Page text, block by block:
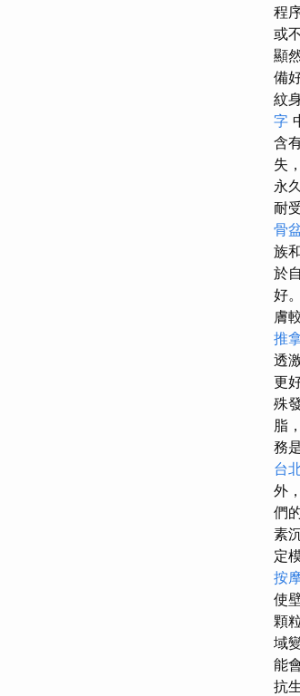
程
或
顯
備
紋
字
含
失
永
耐
骨
族
於
好
膚
推
透
更
殊
脂
務
台
外
們
素
定
按
使
顆
域
能
抗